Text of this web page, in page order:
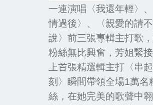
一連演唱〈我還年輕〉
情過後〉、〈親愛的請
說〉前三張專輯主打歌
粉絲無比興奮，芳姐緊
上首張精選輯主打〈串
刻〉瞬間帶領全場1萬名
絲，在她完美的歌聲中